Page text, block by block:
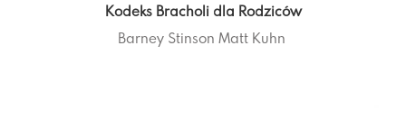
Kodeks Bracholi dla Rodziców
Barney Stinson Matt Kuhn